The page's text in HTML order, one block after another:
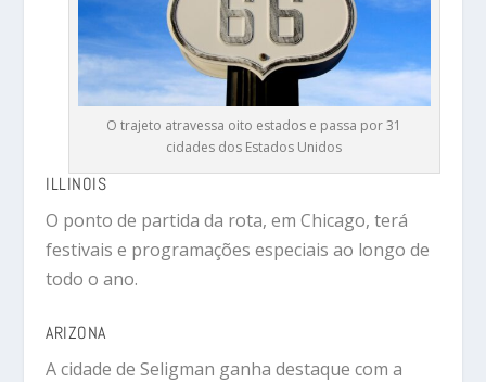
O trajeto atravessa oito estados e passa por 31
cidades dos Estados Unidos
ILLINOIS
O ponto de partida da rota, emChicago, terá
festivais e programações especiais ao longo de
todo o ano.
ARIZONA
A cidade deSeligman ganha destaque com a